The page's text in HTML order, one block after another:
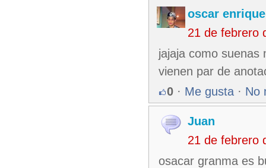
oscar enrique
21 de febrero
jajaja como suenas
vienen par de
0 · Me gusta · No
Juan
21 de febrero
osacar granma es